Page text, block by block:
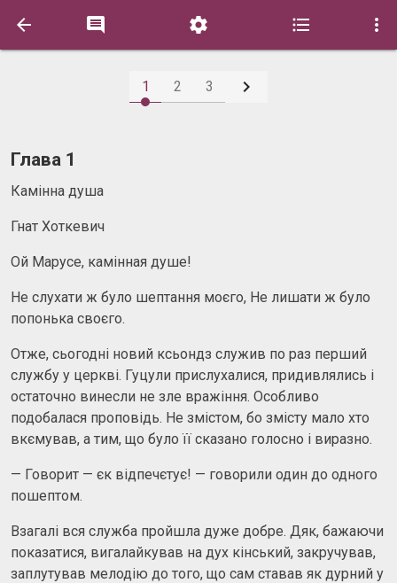
    
1 2 3 
Глава 1
Камінна душа
Гнат Хоткевич
Ой Марусе, камінная душе!
Не слухати ж було шептання моєго, Не лишати ж було
попонька своєго.
Отже, сьогодні новий ксьондз служив по раз перший
службу у церкві. Гуцули прислухалися, придивлялись і
остаточно винесли не зле вражіння. Особливо
подобалася проповідь. Не змістом, бо змісту мало хто
вкємував, а тим, що було її сказано голосно і виразно.
— Говорит — єк відпечєтує! — говорили один до одного
пошептом.
Взагалі вся служба пройшла дуже добре. Дяк, бажаючи
показатися, вигалайкував на дух кінський, закручував,
заплутував мелодію до того, що сам ставав як дурний у